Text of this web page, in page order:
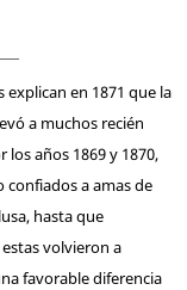
en 1871 que la
a muchos recién
los años 1869 y 1870,
confiados a amas de
hasta que
volvieron a
favorable diferencia